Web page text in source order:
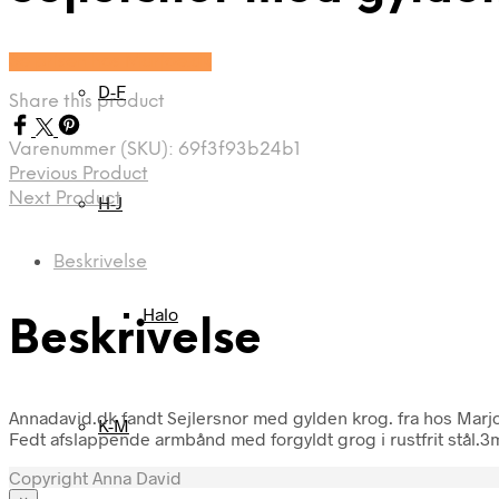
D-F
H-J
Halo
K-M
Share this product
Varenummer (SKU): 69f3f93b24b1
Previous Product
Next Product
Beskrivelse
Beskrivelse
Annadavid.dk fandt Sejlersnor med gylden krog. fra hos
Fedt afslappende armbånd med forgyldt grog i rustfrit
Copyright Anna David